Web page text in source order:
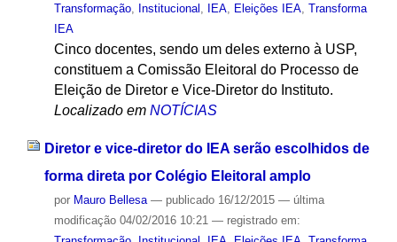
Transformação, Institucional IEA, Eleições IEA, Transforma
IEA
Cinco docentes, sendo um deles externo à USP,
constituem a Comissão Eleitoral do Processo de
Eleição de Diretor e Vice-Diretor do Instituto.
Localizado em NOTÍCIAS
Diretor e vice-diretor do IEA serão escolhidos de
forma direta por Colégio Eleitoral amplo
por Mauro Bellesa — publicado16/12/2015 — última
modificação04/02/2016 10:21 — registrado em: